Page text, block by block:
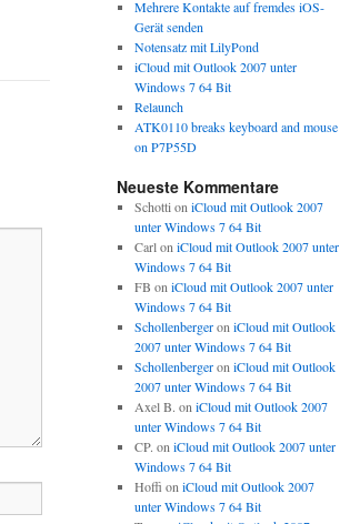
Mehrere Kontakte auf fremdes iOS-
Gerät senden
Notensatz mit LilyPond
iCloud mit Outlook 2007 unter
Windows 7 64 Bit
Relaunch
ATK0110 breaks keyboard and mouse
on P7P55D
Neueste Kommentare
Schotti on iCloud mit Outlook 2007
unter Windows 7 64 Bit
Carlon iCloud mit Outlook 2007 unter
Windows 7 64 Bit
FB on iCloud mit Outlook 2007 unter
Windows 7 64 Bit
Schollenbergeron iCloud mit Outlook
2007 unter Windows 7 64 Bit
Schollenbergeron iCloud mit Outlook
2007 unter Windows 7 64 Bit
Axel B. on iCloud mit Outlook 2007
unter Windows 7 64 Bit
CP. on iCloud mit Outlook 2007 unter
Windows 7 64 Bit
Hoffi on iCloud mit Outlook 2007
unter Windows 7 64 Bit